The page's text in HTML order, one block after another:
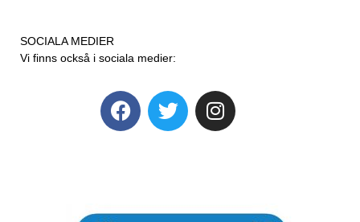
SOCIALA MEDIER
Vi finns också i sociala medier: